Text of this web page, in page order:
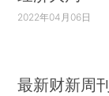
2022年04月06日
最新财新周